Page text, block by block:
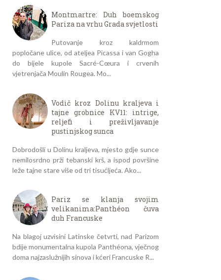
Montmartre: Duh boemskog
Pariza na vrhu Grada svjetlosti
Putovanje kroz kaldrmom
popločane ulice, od ateljea Picassa i van Gogha
do bijele kupole Sacré-Cœura i crvenih
vjetrenjača Moulin Rougea. Mo...
Vodič kroz Dolinu kraljeva i
tajne grobnice KV11: intrige,
reljefi i preživljavanje
pustinjskog sunca
Dobrodošli u Dolinu kraljeva, mjesto gdje sunce
nemilosrdno prži tebanski krš, a ispod površine
leže tajne stare više od tri tisućljeća. Ako...
Pariz se klanja svojim
velikanima:Panthéon čuva
duh Francuske
Na blagoj uzvisini Latinske četvrti, nad Parizom
bdije monumentalna kupola Panthéona, vječnog
doma najzaslužnijih sinova i kćeri Francuske R...